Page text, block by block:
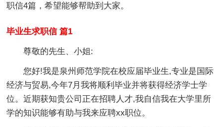
职信4篇，希望能够帮助到大家。
毕业生求职信 篇1
尊敬的先生、小姐:
您好!我是泉州师范学院在校应届毕业生,专业是国际
经济与贸易,今年7月我将顺利毕业并将获得经济学士学
位。近期获知贵公司正在招聘人才,我自信我在大学里所
学的知识能够有助与我来应聘xx职位。